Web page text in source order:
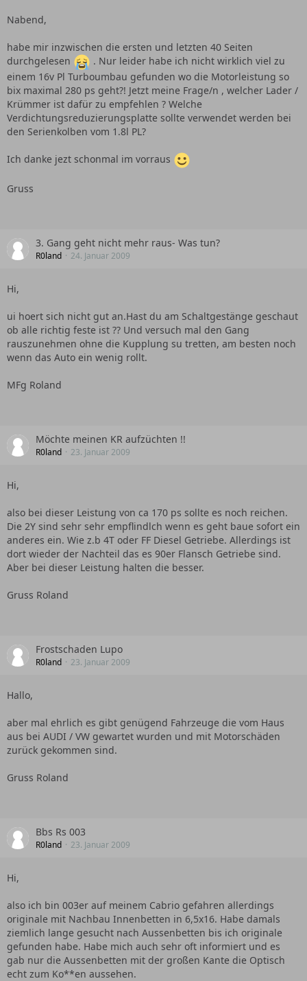
Nabend,
habe mir inzwischen die ersten und letzten 40 Seiten
durchgelesen
. Nur leider habe ich nicht wirklich viel zu
einem 16v Pl Turboumbau gefunden wo die Motorleistung so
bix maximal 280 ps geht?! Jetzt meine Frage/n , welcher Lader /
Krümmer ist dafür zu empfehlen ? Welche
Verdichtungsreduzierungsplatte sollte verwendet werden bei
den Serienkolben vom 1.8l PL?
Ich danke jezt schonmal im vorraus
Gruss
3. Gang geht nicht mehr raus- Was tun?
R0land 24. Januar 2009
Hi,
ui hoert sich nicht gut an.Hast du am Schaltgestänge geschaut
ob alle richtig feste ist ?? Und versuch mal den Gang
rauszunehmen ohne die Kupplung su tretten, am besten noch
wenn das Auto ein wenig rollt.
MFg Roland
Möchte meinen KR aufzüchten !!
R0land 23. Januar 2009
Hi,
also bei dieser Leistung von ca 170 ps sollte es noch reichen.
Die 2Y sind sehr sehr empflindlch wenn es geht baue sofort ein
anderes ein. Wie z.b 4T oder FF Diesel Getriebe. Allerdings ist
dort wieder der Nachteil das es 90er Flansch Getriebe sind.
Aber bei dieser Leistung halten die besser.
Gruss Roland
Frostschaden Lupo
R0land 23. Januar 2009
Hallo,
aber mal ehrlich es gibt genügend Fahrzeuge die vom Haus
aus bei AUDI / VW gewartet wurden und mit Motorschäden
zurück gekommen sind.
Gruss Roland
Bbs Rs 003
R0land 23. Januar 2009
Hi,
also ich bin 003er auf meinem Cabrio gefahren allerdings
originale mit Nachbau Innenbetten in 6,5x16. Habe damals
ziemlich lange gesucht nach Aussenbetten bis ich originale
gefunden habe. Habe mich auch sehr oft informiert und es
gab nur die Aussenbetten mit der großen Kante die Optisch
echt zum Ko**en aussehen.